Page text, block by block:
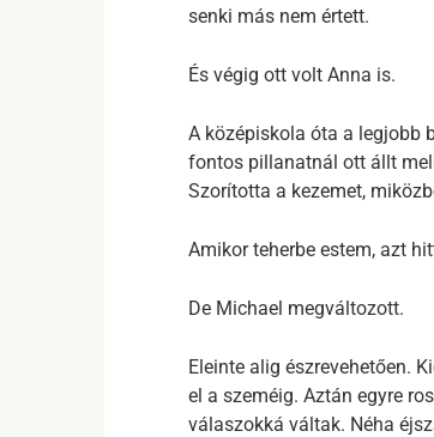
senki más nem értett.
És végig ott volt Anna is.
A középiskola óta a legjobb
fontos pillanatnál ott állt
Szorította a kezemet,
Amikor teherbe estem, azt
De Michael megváltozott.
Eleinte alig észrevehetően.
el a szeméig. Aztán egyre
válaszokká váltak. Néha